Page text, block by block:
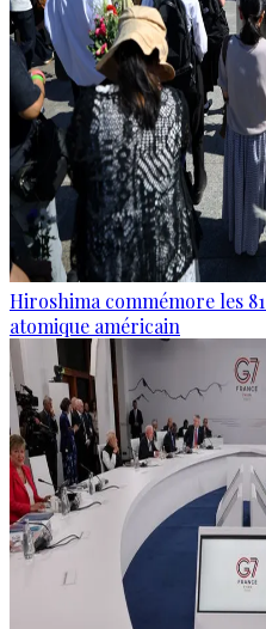
Hiroshima commémore les
atomique américain